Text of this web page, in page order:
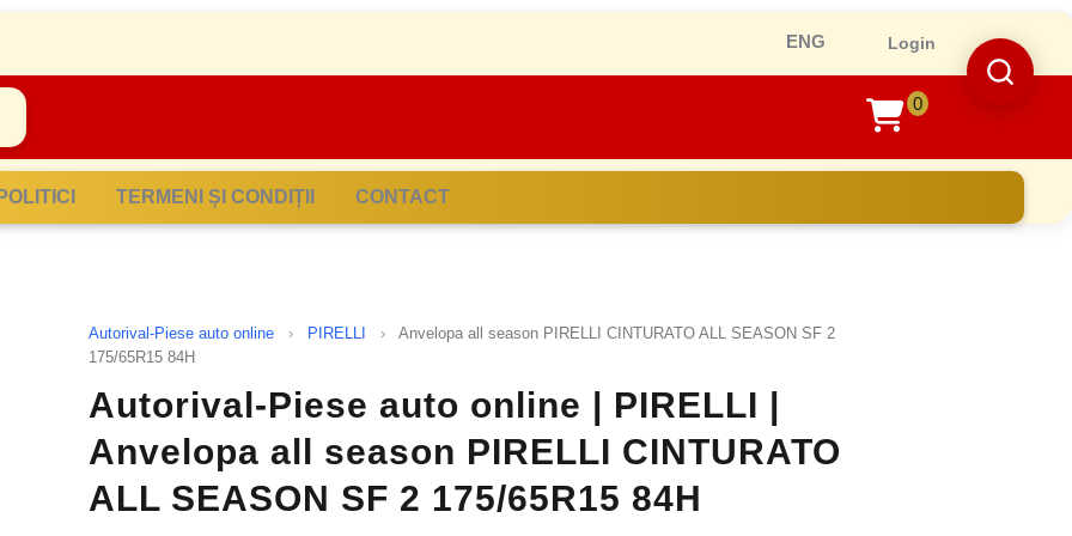
Login
shopping
cart
0
POLITICI TERMENI ȘI CONDIȚII CONTACT
Autorival-Piese auto online › PIRELLI ›
Anvelopa all season PIRELLI CINTURATO ALL SEASON SF 2
175/65R15 84H
Autorival-Piese auto online | PIRELLI |
Anvelopa all season PIRELLI CINTURATO
ALL SEASON SF 2 175/65R15 84H